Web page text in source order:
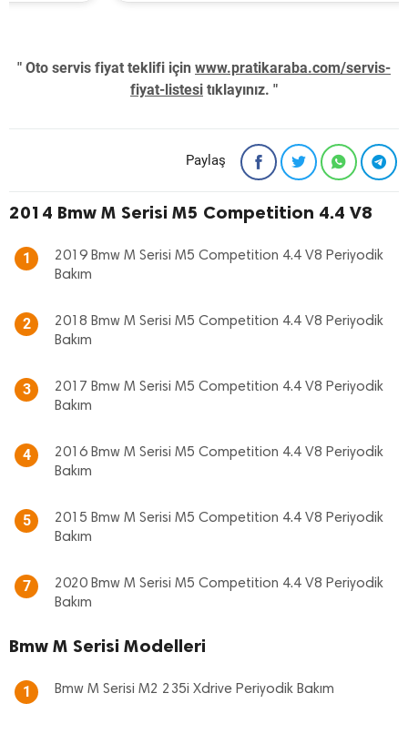
" Oto servis fiyat teklifi için www.pratikaraba.com/servis-
fiyat-listesi tıklayınız. "
Paylaş
2014 Bmw M Serisi M5 Competition 4.4 V8
1
2019 Bmw M Serisi M5 Competition 4.4 V8 Periyodik
Bakım
2
2018 Bmw M Serisi M5 Competition 4.4 V8 Periyodik
Bakım
3
2017 Bmw M Serisi M5 Competition 4.4 V8 Periyodik
Bakım
4
2016 Bmw M Serisi M5 Competition 4.4 V8 Periyodik
Bakım
5
2015 Bmw M Serisi M5 Competition 4.4 V8 Periyodik
Bakım
7
2020 Bmw M Serisi M5 Competition 4.4 V8 Periyodik
Bakım
Bmw M Serisi Modelleri
1 Bmw M Serisi M2 235i Xdrive Periyodik Bakım